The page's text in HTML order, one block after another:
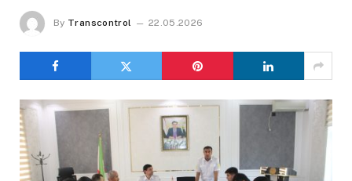
By Transcontrol 22.05.2026